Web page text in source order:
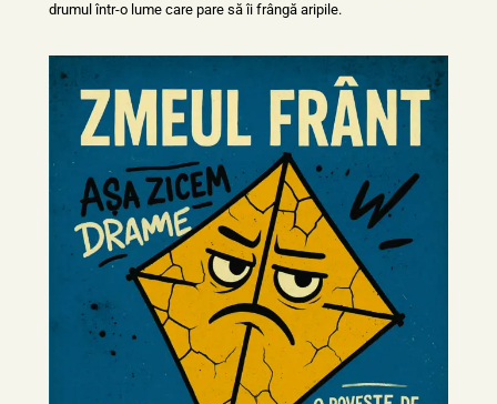
drumul într-o lume care pare să îi frângă aripile.